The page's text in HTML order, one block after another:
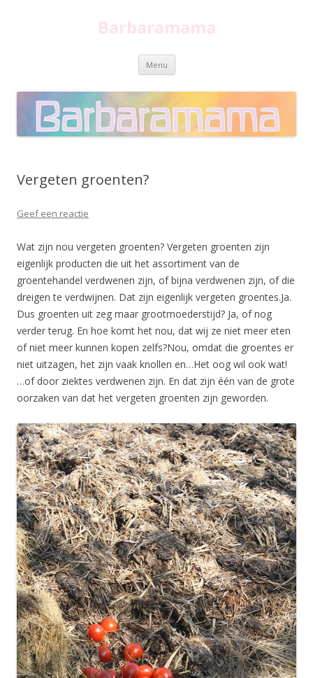
Barbaramama
Menu Spring
inhoud
Vergeten groenten?
Geef een reactie
Wat zijn nou vergeten groenten? Vergeten groenten zijn
eigenlijk producten die uit het assortiment van de
groentehandel verdwenen zijn, of bijna verdwenen zijn, of die
dreigen te verdwijnen. Dat zijn eigenlijk vergeten groentes.Ja.
Dus groenten uit zeg maar grootmoederstijd? Ja, of nog
verder terug. En hoe komt het nou, dat wij ze niet meer eten
of niet meer kunnen kopen zelfs?Nou, omdat die groentes er
niet uitzagen, het zijn vaak knollen en…Het oog wil ook wat!
…of door ziektes verdwenen zijn. En dat zijn één van de grote
oorzaken van dat het vergeten groenten zijn geworden.